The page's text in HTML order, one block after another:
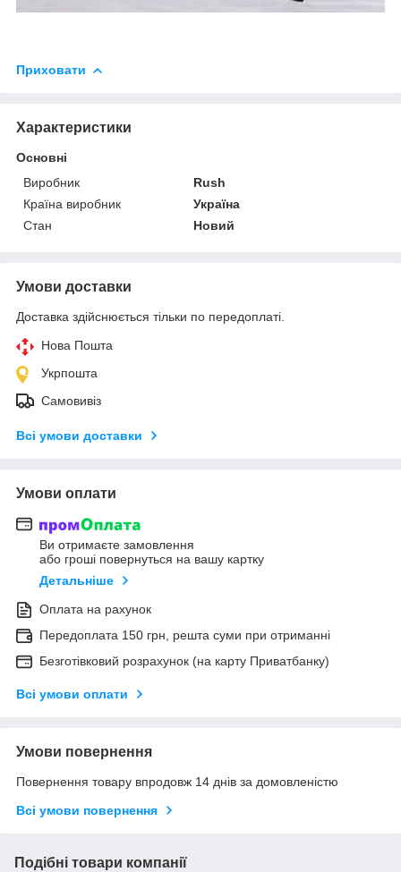
Приховати
Характеристики
Основні
Виробник
Rush
Країна виробник
Україна
Стан
Новий
Умови доставки
Доставка здійснюється тільки по передоплаті.
Нова Пошта
Укрпошта
Самовивіз
Всі умови доставки
Умови оплати
Ви отримаєте замовлення
або гроші повернуться на вашу картку
Детальніше
Оплата на рахунок
Передоплата 150 грн, решта суми при отриманні
Безготівковий розрахунок (на карту Приватбанку)
Всі умови оплати
Умови повернення
Повернення товару впродовж 14 днів за домовленістю
Всі умови повернення
Подібні товари компанії